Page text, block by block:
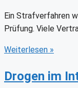
Ein Strafverfahren
Prüfung. Viele
Weiterlesen »
Drogen im